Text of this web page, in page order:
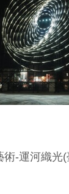
術-運河織光